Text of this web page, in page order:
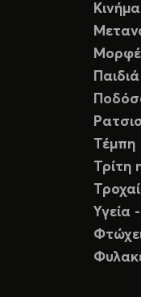
Παιδιά
Τέμπη
Τρίτη
Υγεία